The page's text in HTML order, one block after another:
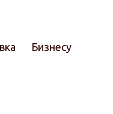
Бизнесу